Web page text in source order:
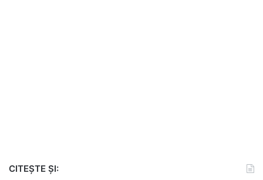
CITEȘTE ȘI: